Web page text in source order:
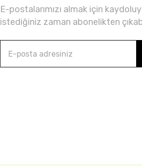
E-postalarımızı almak için
istediğiniz zaman abonelikten